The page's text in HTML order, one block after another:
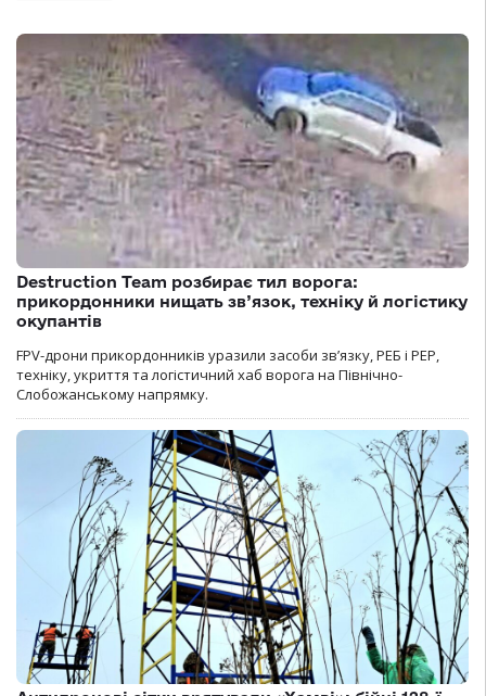
Destruction Team розбирає тил ворога:
прикордонники нищать зв’язок, техніку й логістику
окупантів
FPV-дрони прикордонників уразили засоби зв’язку, РЕБ і РЕР,
техніку, укриття та логістичний хаб ворога на Північно-
Слобожанському напрямку.